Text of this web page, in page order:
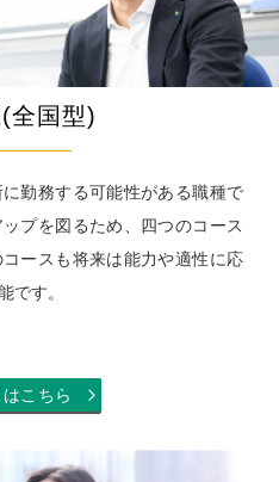
社
ジ
全国型)
勤務する可能性がある職種で
プを図るため、四つのコース
ースも将来は能力や適性に応
です。
こちら